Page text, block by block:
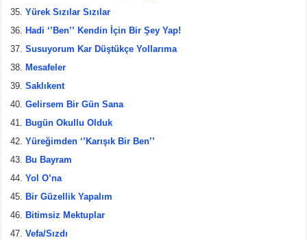
Yürek Sızılar Sızılar
Hadi ‘’Ben’’ Kendin İçin Bir Şey Yap!
Susuyorum Kar Düştükçe Yollarıma
Mesafeler
Saklıkent
Gelirsem Bir Gün Sana
Bugün Okullu Olduk
Yüreğimden ‘’Karışık Bir Ben’’
Bu Bayram
Yol O’na
Bir Güzellik Yapalım
Bitimsiz Mektuplar
Vefa/Sızdı